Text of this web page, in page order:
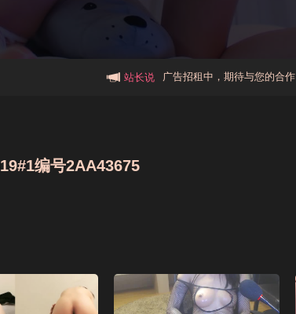
站长说 广告招租中，期待与您的合作
编号2AA43675